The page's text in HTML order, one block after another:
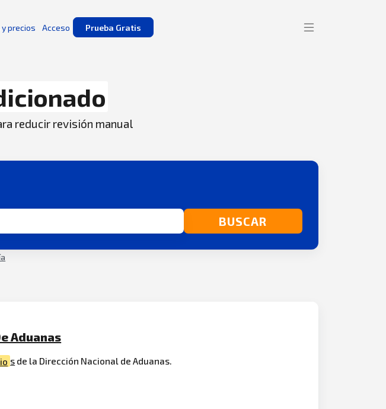
precios Acceso Prueba Gratis
reducir revisión manual
BUSCAR
Aduanas
s de la Dirección Nacional de Aduanas.